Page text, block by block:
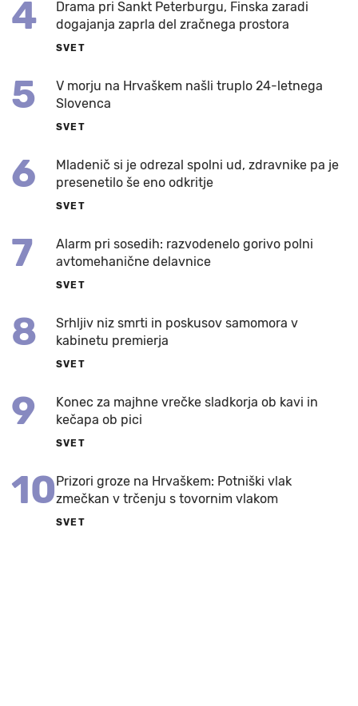
4
Drama pri Sankt Peterburgu, Finska zaradi
dogajanja zaprla del zračnega prostora
SVET
5
V morju na Hrvaškem našli truplo 24-letnega
Slovenca
SVET
6
Mladenič si je odrezal spolni ud, zdravnike pa je
presenetilo še eno odkritje
SVET
7
Alarm pri sosedih: razvodenelo gorivo polni
avtomehanične delavnice
SVET
8
Srhljiv niz smrti in poskusov samomora v
kabinetu premierja
SVET
9
Konec za majhne vrečke sladkorja ob kavi in
kečapa ob pici
SVET
10Prizori groze na Hrvaškem: Potniški vlak
zmečkan v trčenju s tovornim vlakom
SVET